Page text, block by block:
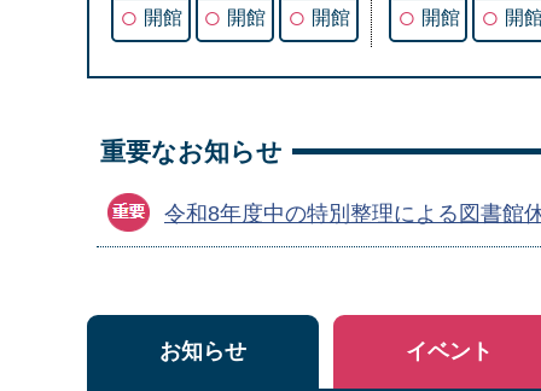
○ 開館 ○ 開館 ○ 開館 ○ 開館 ○ 開
重要なお知らせ
令和8年度中の特別整理による図書館
お知らせ イベント